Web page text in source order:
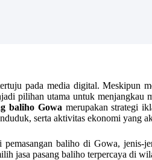
pada media digital. Meskipun
pilihan utama untuk menjangkau
baliho Gowa merupakan strategi
serta aktivitas ekonomi yang
baliho di Gowa, jenis-
jasa pasang baliho terpercaya di